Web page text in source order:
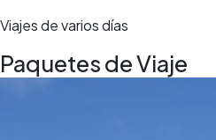
Viajes de varios días
Paquetes de Viaje